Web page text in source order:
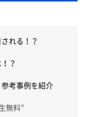
れる！？
？
考事例を紹介
無料”